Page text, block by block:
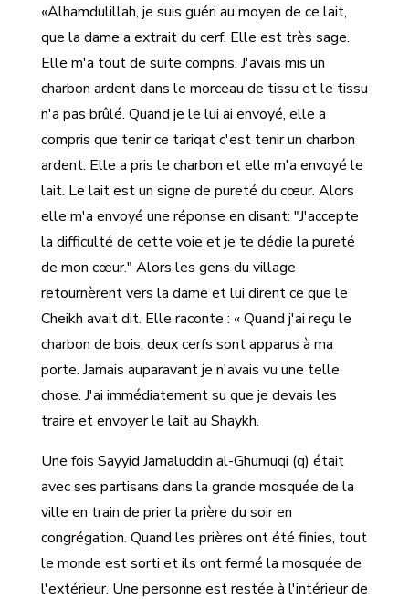
«Alhamdulillah, je suis guéri au moyen de ce lait,
que la dame a extrait du cerf. Elle est très sage.
Elle m'a tout de suite compris. J'avais mis un
charbon ardent dans le morceau de tissu et le tissu
n'a pas brûlé. Quand je le lui ai envoyé, elle a
compris que tenir ce tariqat c'est tenir un charbon
ardent. Elle a pris le charbon et elle m'a envoyé le
lait. Le lait est un signe de pureté du cœur. Alors
elle m'a envoyé une réponse en disant: "J'accepte
la difficulté de cette voie et je te dédie la pureté
de mon cœur." Alors les gens du village
retournèrent vers la dame et lui dirent ce que le
Cheikh avait dit. Elle raconte : « Quand j'ai reçu le
charbon de bois, deux cerfs sont apparus à ma
porte. Jamais auparavant je n'avais vu une telle
chose. J'ai immédiatement su que je devais les
traire et envoyer le lait au Shaykh.
Une fois Sayyid Jamaluddin al-Ghumuqi (q) était
avec ses partisans dans la grande mosquée de la
ville en train de prier la prière du soir en
congrégation. Quand les prières ont été finies, tout
le monde est sorti et ils ont fermé la mosquée de
l'extérieur. Une personne est restée à l'intérieur de